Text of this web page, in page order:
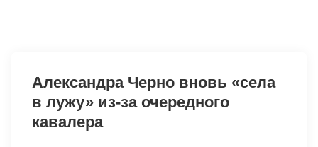
Александра Черно вновь «села
в лужу» из-за очередного
кавалера